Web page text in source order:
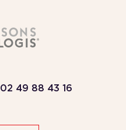
02 49 88 43 16